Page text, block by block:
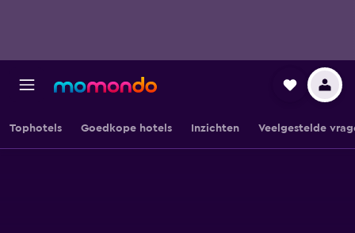
Tophotels Goedkope hotels Inzichten Veelgestelde